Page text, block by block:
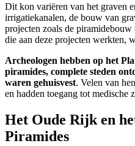
Dit kon variëren van het graven
irrigatiekanalen, de bouw van
projecten zoals de
die aan deze projecten werkten,
Archeologen hebben op het
piramides, complete steden
waren gehuisvest. Velen van
en hadden toegang tot medische
Het Oude Rijk en
Piramides